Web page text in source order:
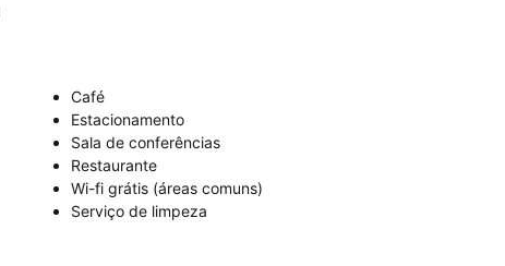
Café
Estacionamento
Sala de conferências
Restaurante
Wi-fi grátis (áreas comuns)
Serviço de limpeza